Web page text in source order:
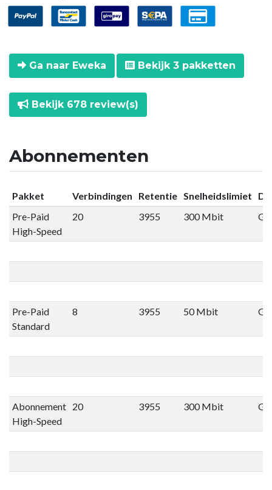
Ga naar Eweka Bekijk 3 pakketten
Bekijk 678 review(s)
Abonnementen
Pakket Verbindingen Retentie Snelheidslimiet
Pre-Paid
High-Speed
20 3955 300 Mbit
Pre-Paid
Standard
8 3955 50 Mbit
Abonnement
High-Speed
20 3955 300 Mbit